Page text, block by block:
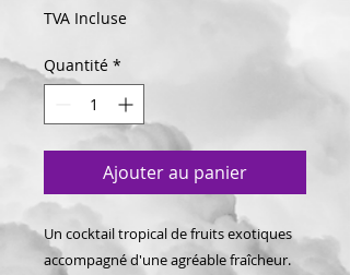
TVA Incluse
Quantité *
Ajouter au panier
Un cocktail tropical de fruits exotiques
accompagné d'une agréable fraîcheur.